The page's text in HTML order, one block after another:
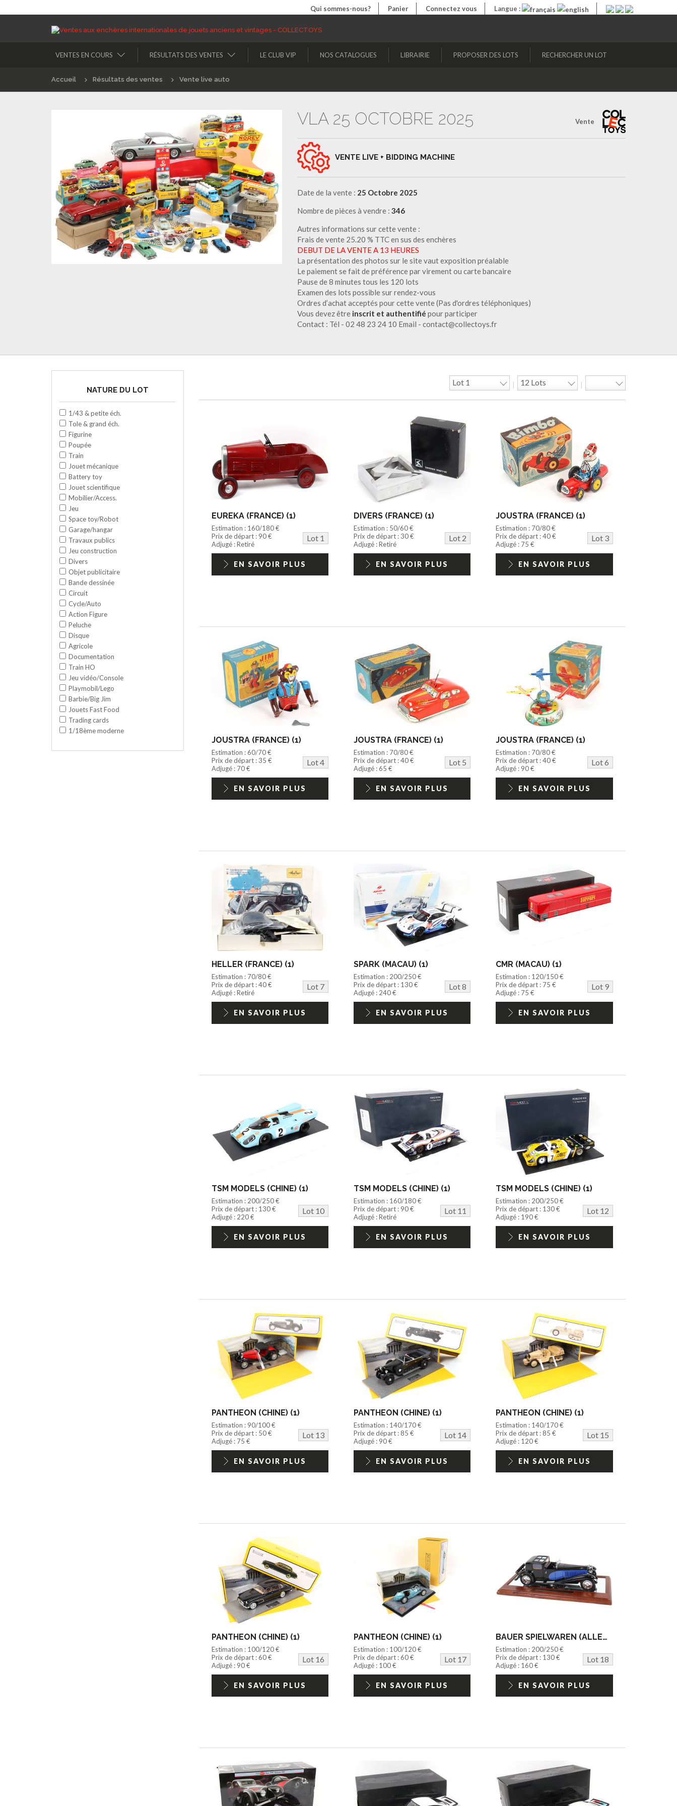
Qui sommes-nous? Panier Connectez vous Langue :
VENTES EN COURS RÉSULTATS DES VENTES LE CLUB VIP NOS CATALOGUES LIBRAIRIE PROPOSER DES LOTS RECHERCHER UN LOT
Accueil Résultats des ventes Vente live auto
Vente
VLA 25 OCTOBRE 2025
VENTE LIVE + BIDDING MACHINE
Date de la vente : 25 Octobre 2025
Nombre de pièces à vendre : 346
Autres informations sur cette vente :
Frais de vente 25.20 % TTC en sus des enchères
DEBUT DE LA VENTE A 13 HEURES
La présentation des photos sur le site vaut exposition préalable
Le paiement se fait de préférence par virement ou carte bancaire
Pause de 8 minutes tous les 120 lots
Examen des lots possible sur rendez-vous
Ordres d’achat acceptés pour cette vente (Pas d'ordres téléphoniques)
Vous devez être inscrit et authentifié pour participer
Contact : Tél - 02 48 23 24 10 Email - contact@collectoys.fr
NATURE DU LOT
1/43 & petite éch.
Tole & grand éch.
Figurine
Poupée
Train
Jouet mécanique
Battery toy
Jouet scientifique
Mobilier/Access.
Jeu
Space toy/Robot
Garage/hangar
Travaux publics
Jeu construction
Divers
Objet publicitaire
Bande dessinée
Circuit
Cycle/Auto
Action Figure
Peluche
Disque
Agricole
Documentation
Train HO
Jeu vidéo/Console
Playmobil/Lego
Barbie/Big Jim
Jouets Fast Food
Trading cards
1/18ème moderne
EUREKA (FRANCE) (1)
Estimation : 160/180 €
Prix de départ : 90 €
Lot 1
Adjugé : Retiré
EN SAVOIR PLUS
DIVERS (FRANCE) (1)
Estimation : 50/60 €
Prix de départ : 30 €
Lot 2
Adjugé : Retiré
EN SAVOIR PLUS
JOUSTRA (FRANCE) (1)
Estimation : 70/80 €
Prix de départ : 40 €
Lot 3
Adjugé : 75 €
EN SAVOIR PLUS
JOUSTRA (FRANCE) (1)
Estimation : 60/70 €
Prix de départ : 35 €
Lot 4
Adjugé : 70 €
EN SAVOIR PLUS
JOUSTRA (FRANCE) (1)
Estimation : 70/80 €
Prix de départ : 40 €
Lot 5
Adjugé : 65 €
EN SAVOIR PLUS
JOUSTRA (FRANCE) (1)
Estimation : 70/80 €
Prix de départ : 40 €
Lot 6
Adjugé : 90 €
EN SAVOIR PLUS
HELLER (FRANCE) (1)
Estimation : 70/80 €
Prix de départ : 40 €
Lot 7
Adjugé : Retiré
EN SAVOIR PLUS
SPARK (MACAU) (1)
Estimation : 200/250 €
Prix de départ : 130 €
Lot 8
Adjugé : 240 €
EN SAVOIR PLUS
CMR (MACAU) (1)
Estimation : 120/150 €
Prix de départ : 75 €
Lot 9
Adjugé : 75 €
EN SAVOIR PLUS
TSM MODELS (CHINE) (1)
Estimation : 200/250 €
Prix de départ : 130 €
Lot 10
Adjugé : 220 €
EN SAVOIR PLUS
TSM MODELS (CHINE) (1)
Estimation : 160/180 €
Prix de départ : 90 €
Lot 11
Adjugé : Retiré
EN SAVOIR PLUS
TSM MODELS (CHINE) (1)
Estimation : 200/250 €
Prix de départ : 130 €
Lot 12
Adjugé : 190 €
EN SAVOIR PLUS
PANTHEON (CHINE) (1)
Estimation : 90/100 €
Prix de départ : 50 €
Lot 13
Adjugé : 75 €
EN SAVOIR PLUS
PANTHEON (CHINE) (1)
Estimation : 140/170 €
Prix de départ : 85 €
Lot 14
Adjugé : 90 €
EN SAVOIR PLUS
PANTHEON (CHINE) (1)
Estimation : 140/170 €
Prix de départ : 85 €
Lot 15
Adjugé : 120 €
EN SAVOIR PLUS
PANTHEON (CHINE) (1)
Estimation : 100/120 €
Prix de départ : 60 €
Lot 16
Adjugé : 90 €
EN SAVOIR PLUS
PANTHEON (CHINE) (1)
Estimation : 100/120 €
Prix de départ : 60 €
Lot 17
Adjugé : 100 €
EN SAVOIR PLUS
BAUER SPIELWAREN (ALLEMAGNE) (1)
Estimation : 200/250 €
Prix de départ : 130 €
Lot 18
Adjugé : 160 €
EN SAVOIR PLUS